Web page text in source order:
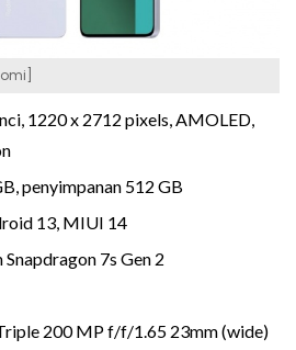
1220 x 2712 pixels, AMOLED,
penyimpanan 512 GB
13, MIUI 14
7s Gen 2
200 MP f/f/1.65 23mm (wide)